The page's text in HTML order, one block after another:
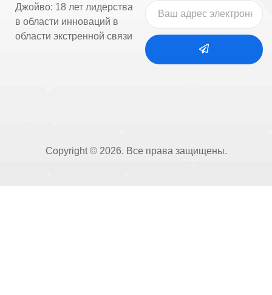
Джойво: 18 лет лидерства
в области инноваций в
области экстренной связи
Copyright © 2026. Все права защищены.